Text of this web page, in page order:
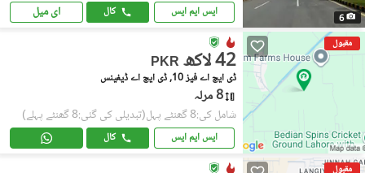
6 ایس ایم ایس کال ای میل
مقبول
PKR 42 لاکھ
ڈی ایچ اے فیز 10, ڈی ایچ اے ڈیفینس
8 مرلہ
شامل کی:8 گھنٹے پہل (تبدیلی کی گئی:8 گھنٹے پہلے)
ایس ایم ایس کال
مقبول